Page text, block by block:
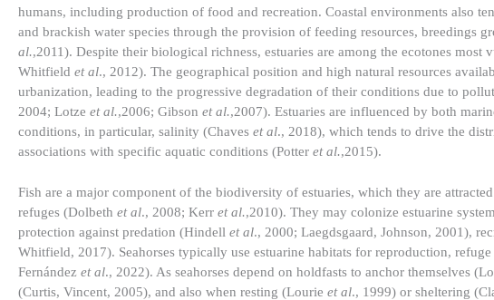
humans, including production of food and recreation. Coastal environments also
and brackish water species through the provision of feeding resources, breedings
al.,2011). Despite their biological richness, estuaries are among the ecotones
Whitfield et al., 2012). The geographical position and high natural resources
urbanization, leading to the progressive degradation of their conditions due to
2004; Lotze et al.,2006; Gibson et al.,2007). Estuaries are influenced by both
conditions, in particular, salinity (Chaves et al., 2018), which tends to drive the
associations with specific aquatic conditions (Potter et al.,2015).
Fish are a major component of the biodiversity of estuaries, which they are
refuges (Dolbeth et al., 2008; Kerr et al.,2010). They may colonize estuarine
protection against predation (Hindell et al., 2000; Laegdsgaard, Johnson, 2001),
Whitfield, 2017). Seahorses typically use estuarine habitats for reproduction,
Fernández et al., 2022). As seahorses depend on holdfasts to anchor themselves
(Curtis, Vincent, 2005), and also when resting (Lourie et al., 1999) or sheltering